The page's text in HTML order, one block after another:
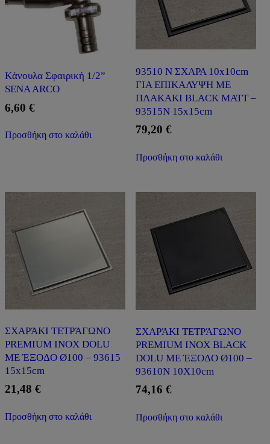
Kάνουλα Σφαιρική 1/2”
SENA ARCO
6,60 €
Προσθήκη στο καλάθι
93510 N ΣΧΑΡΑ 10x10cm
ΓΙΑ ΕΠΙΚΑΛΥΨΗ ΜΕ
ΠΛΑΚΑΚΙ BLACK MATT –
93515N 15x15cm
79,20 €
Προσθήκη στο καλάθι
ΣΧΑΡΆΚΙ ΤΕΤΡΆΓΩΝΟ
PREMIUM INOX DOLU
ΜΕ ΈΞΟΔΟ Ø100 – 93615
15x15cm
21,48 €
Προσθήκη στο καλάθι
ΣΧΑΡΆΚΙ ΤΕΤΡΆΓΩΝΟ
PREMIUM INOX BLACK
DOLU ΜΕ ΈΞΟΔΟ Ø100 –
93610Ν 10X10cm
74,16 €
Προσθήκη στο καλάθι